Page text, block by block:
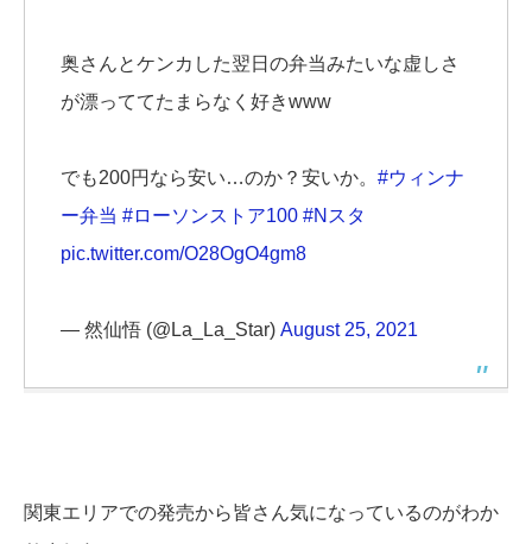
奥さんとケンカした翌日の弁当みたいな虚しさ
が漂っててたまらなく好きwww
でも200円なら安い…のか？安いか。 #ウィンナ
ー弁当 #ローソンストア100 #Nスタ
pic.twitter.com/O28OgO4gm8
— 然仙悟 (@La_La_Star) August 25, 2021
関東エリアでの発売から皆さん気になっているのがわか